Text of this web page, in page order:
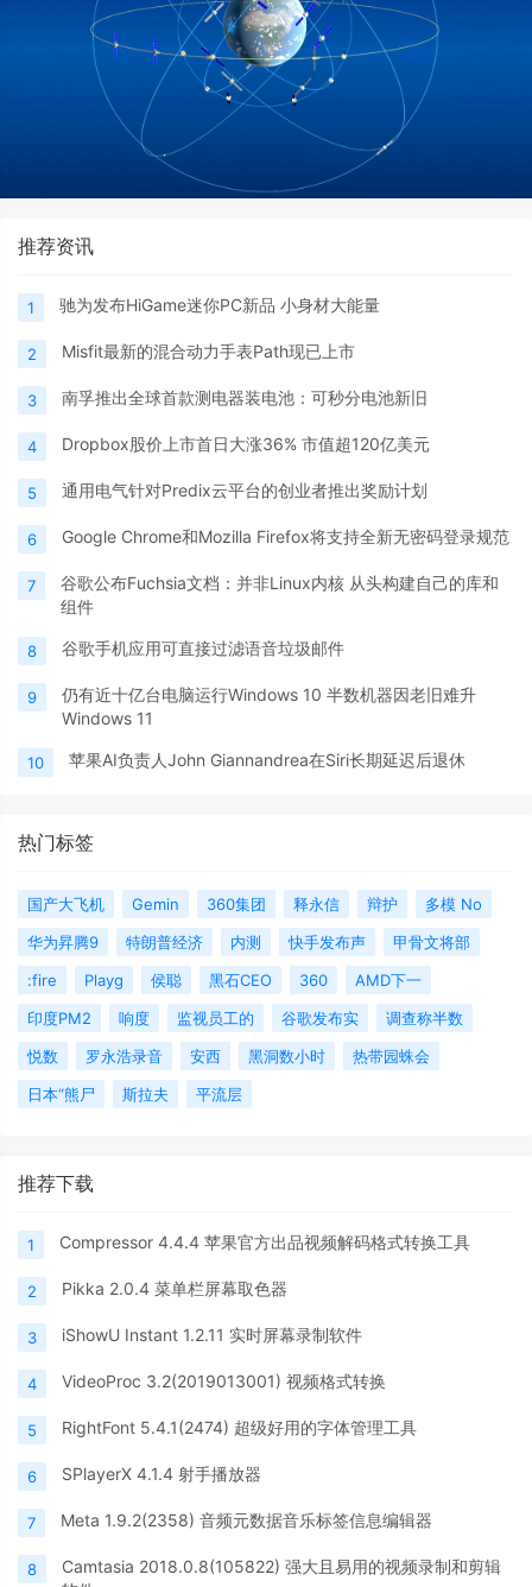
推荐资讯
1 驰为发布HiGame迷你PC新品 小身材大能量
2 Misfit最新的混合动力手表Path现已上市
3 南孚推出全球首款测电器装电池：可秒分电池新旧
4 Dropbox股价上市首日大涨36% 市值超120亿美元
5 通用电气针对Predix云平台的创业者推出奖励计划
6 Google Chrome和Mozilla Firefox将支持全新无密码登录规范
7
谷歌公布Fuchsia文档：并非Linux内核 从头构建自己的库和
组件
8 谷歌手机应用可直接过滤语音垃圾邮件
9
仍有近十亿台电脑运行Windows 10 半数机器因老旧难升
Windows 11
10 苹果AI负责人John Giannandrea在Siri长期延迟后退休
热门标签
国产大飞机 Gemin 360集团 释永信 辩护
多模 No
华为昇腾9
特朗普经济 内测 快手发布声
甲骨文将部
:fire
Playg 侯聪 黑石CEO 360
AMD下一
印度PM2
响度 监视员工的 谷歌发布实
调查称半数
悦数
罗永浩录音 安西 黑洞数小时
热带园蛛会
日本“熊尸
斯拉夫 平流层
推荐下载
1 Compressor 4.4.4 苹果官方出品视频解码格式转换工具
2 Pikka 2.0.4 菜单栏屏幕取色器
3 iShowU Instant 1.2.11 实时屏幕录制软件
4 VideoProc 3.2(2019013001) 视频格式转换
5 RightFont 5.4.1(2474) 超级好用的字体管理工具
6 SPlayerX 4.1.4 射手播放器
7 Meta 1.9.2(2358) 音频元数据音乐标签信息编辑器
8
Camtasia 2018.0.8(105822) 强大且易用的视频录制和剪辑